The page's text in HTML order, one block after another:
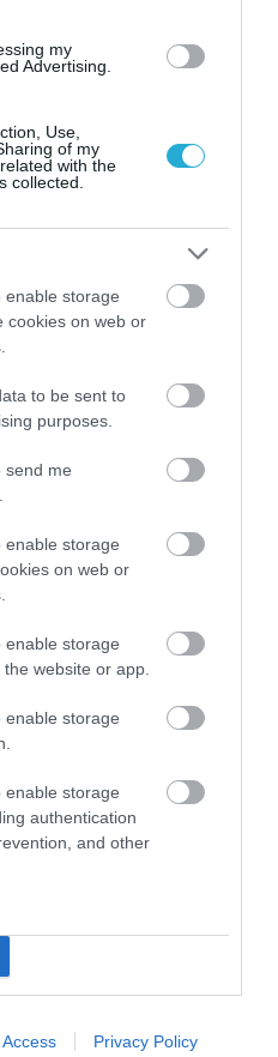
my
Advertising.
Use,
of my
with the
collected.
enable storage
cookies on web or
to be sent to
purposes.
send me
enable storage
on web or
enable storage
website or app.
enable storage
enable storage
authentication
and other
Privacy Policy
κυβέρνηση θυμάται τους
όταν ζητούν
«Το ΠΑΣΟΚ μπλοκάρει τη
φορτώνει ευθύνες στη
«Η κοινωνία ζητά
– Τι λέει για τον ΟΠΕΚΕΠΕ